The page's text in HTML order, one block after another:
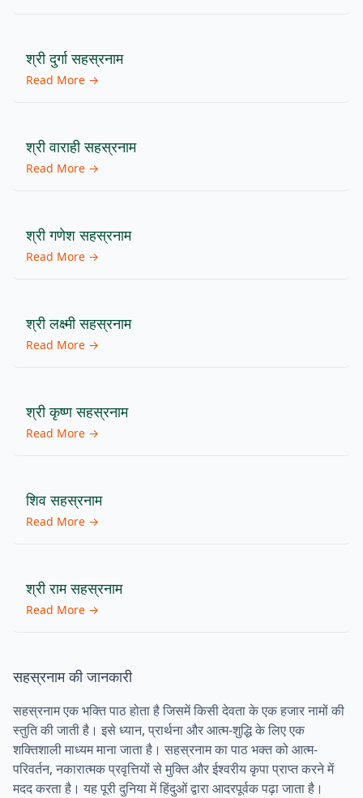
श्री दुर्गा सहस्रनाम
Read More →
श्री वाराही सहस्रनाम
Read More →
श्री गणेश सहस्रनाम
Read More →
श्री लक्ष्मी सहस्रनाम
Read More →
श्री कृष्ण सहस्रनाम
Read More →
शिव सहस्रनाम
Read More →
श्री राम सहस्रनाम
Read More →
सहस्रनाम की जानकारी
सहस्रनाम एक भक्ति पाठ होता है जिसमें किसी देवता के एक हजार नामों की
स्तुति की जाती है। इसे ध्यान, प्रार्थना और आत्म-शुद्धि के लिए एक
शक्तिशाली माध्यम माना जाता है। सहस्रनाम का पाठ भक्त को आत्म-
परिवर्तन, नकारात्मक प्रवृत्तियों से मुक्ति और ईश्वरीय कृपा प्राप्त करने में
मदद करता है। यह पूरी दुनिया में हिंदुओं द्वारा आदरपूर्वक पढ़ा जाता है।